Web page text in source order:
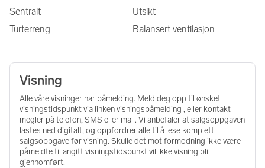
Sentralt
Utsikt
Turterreng
Balansert ventilasjon
Visning
Alle våre visninger har påmelding. Meld deg opp til ønsket
visningstidspunkt via linken visningspåmelding , eller kontakt
megler på telefon, SMS eller mail. Vi anbefaler at salgsoppgaven
lastes ned digitalt, og oppfordrer alle til å lese komplett
salgsoppgave før visning. Skulle det mot formodning ikke være
påmeldte til angitt visningstidspunkt vil ikke visning bli
gjennomført.